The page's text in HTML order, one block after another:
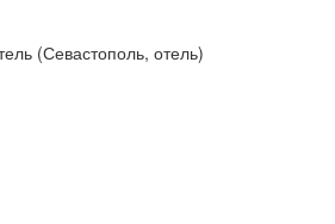
(Севастополь, отель)